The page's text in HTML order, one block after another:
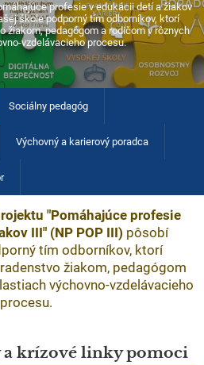
profesie v edukácii detí a žiakov
škole podporný tím odborníkov, ktorí
žiakom, pedagógom a rodičom v rôznych
vzdelávacieho procesu.
Sociálny pedagóg
Výchovný a karierový poradca
"Pomáhajúce profesie
III" (NP POP III) pôsobí
tím odborníkov, ktorí
žiakom, pedagógom
výchovno-vzdelávacieho
procesu.
krízové linky pomoci